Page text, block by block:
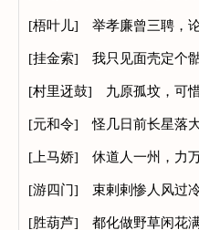
[梧叶儿] 举孝廉曾三聘，论
[挂金索] 我只见面壳定个骷
[村里迓鼓] 九原孤坟，可惜
[元和令] 怪几日前长星落大
[上马娇] 休道人一州，力万
[游四门] 束剌剌惨人风过冷
[胜葫芦] 都化做野草闲花满